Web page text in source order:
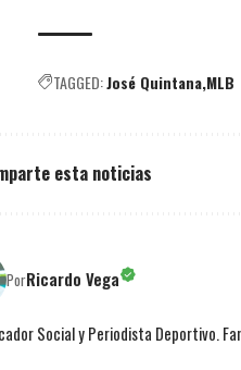
TAGGED:José Quintana MLB
esta noticias
PorRicardo Vega
Social y Periodista Deportivo.